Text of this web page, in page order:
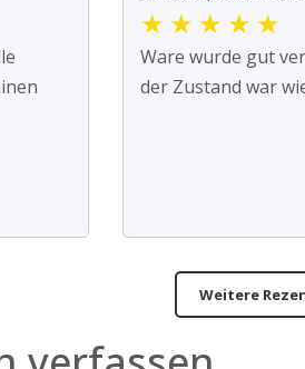
★ ★ ★ ★ ★
Ware wurde gut
der Zustand war
Weitere